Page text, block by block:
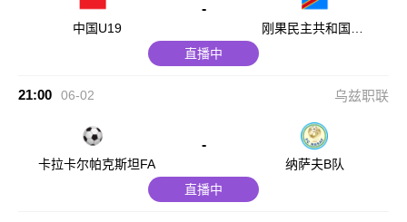
中国U19
-
刚果民主共和国U2
直播中
21:00 06-02 乌兹职联
卡拉卡尔帕克斯坦FA
-
纳萨夫B队
直播中